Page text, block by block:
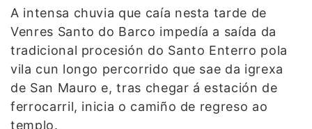
A intensa chuvia que caía nesta tarde de
Venres Santo do Barco impedía a saída da
tradicional procesión do Santo Enterro pola
vila cun longo percorrido que sae da igrexa
de San Mauro e, tras chegar á estación de
ferrocarril, inicia o camiño de regreso ao
templo.